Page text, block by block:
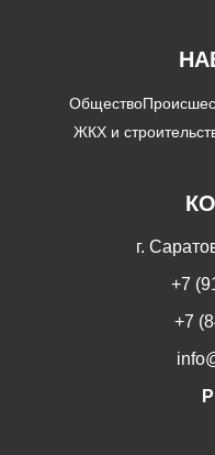
Общество
ЖКХ и
г.
+7
+7